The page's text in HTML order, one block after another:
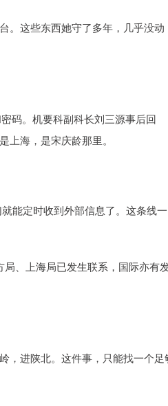
。这些东西她守了多年，几乎没动
码。机要科副科长刘三源事后回
海，是宋庆龄那里。
能定时收到外部信息了。这条线一
、上海局已发生联系，国际亦有
，进陕北。这件事，只能找一个足